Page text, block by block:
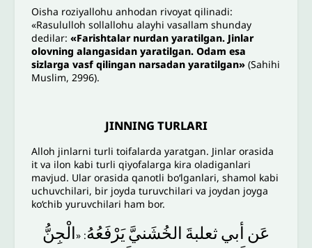
Oisha roziyallohu anhodan rivoyat qilinadi:
«Rasululloh sollallohu alayhi vasallam shunday
dedilar:«Farishtalar nurdan yaratilgan. Jinlar
olovning alangasidan yaratilgan. Odam esa
sizlarga vasf qilingan narsadan yaratilgan» (Sahihi
Muslim, 2996).
JINNING TURLARI
Alloh jinlarni turli toifalarda yaratgan. Jinlar orasida
it va ilon kabi turli qiyofalarga kira oladiganlari
mavjud. Ular orasida qanotli bo‘lganlari, shamol kabi
uchuvchilari, bir joyda turuvchilari va joydan joyga
ko‘chib yuruvchilari ham bor.
عَن أبي ثعلبةَ الخُشَنيَّيَرْفَعُهُ: « الْجِنُّ